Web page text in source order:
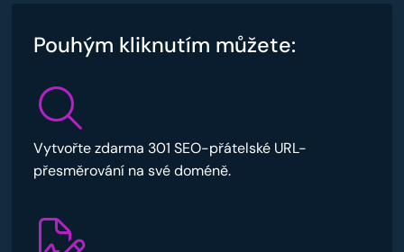
Pouhým kliknutím můžete:
Vytvořte zdarma 301 SEO-přátelské URL-
přesměrování na své doméně.